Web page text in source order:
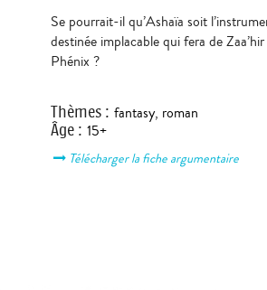
Se pourrait-il qu’Ashaïa soit
destinée implacable qui fera de
Phénix ?
Thèmes: fantasy, roman
Âge: 15+
Télécharger la fiche argumentaire